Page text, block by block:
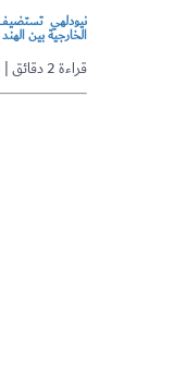
الخارجية بين
07 Aug 2026 | قراءة 2 دقائق